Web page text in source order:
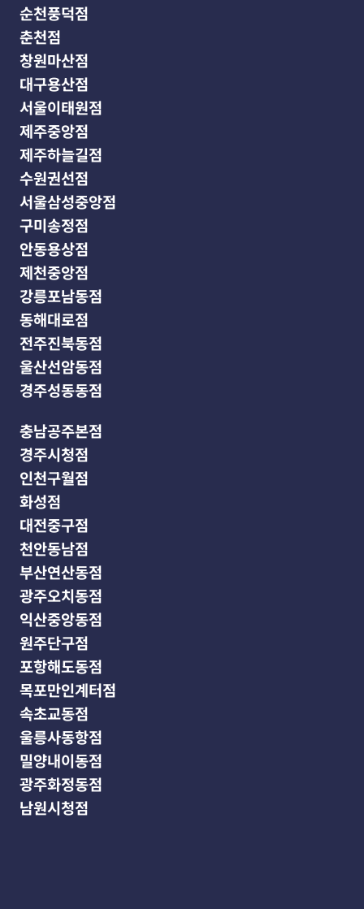
순천풍덕점
춘천점
창원마산점
대구용산점
서울이태원점
제주중앙점
제주하늘길점
수원권선점
서울삼성중앙점
구미송정점
안동용상점
제천중앙점
강릉포남동점
동해대로점
전주진북동점
울산선암동점
경주성동동점
충남공주본점
경주시청점
인천구월점
화성점
대전중구점
천안동남점
부산연산동점
광주오치동점
익산중앙동점
원주단구점
포항해도동점
목포만인계터점
속초교동점
울릉사동항점
밀양내이동점
광주화정동점
남원시청점